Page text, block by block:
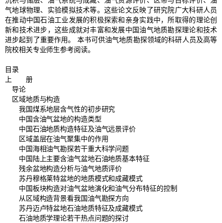
气地球物理、实验模拟技术等。这些论文反映了研究院广大科研人员
在推动中国石油工业发展的积极探索和亲身实践中，所取得的理论创
新和技术进步，这些成就对丰富和发展中国油气地质勘探理论和技术
进步起到了重要作用。 本书可供油气地质勘探领域的科研人员及高等
院校相关专业师生参考阅读。
目录
上 册
导论
区域地质与构造
我国煤系地层含气性的初步研究
中国含油气盆地的构造类型
中国石油地质构造特征及油气远景评价
区域盖层在油气聚集中的作用
中国海相油气勘探若干重大科学问题
中国陆上主要含油气盆地石油地质基本特征
残余盆地构造分析与油气地质评价
苏丹穆格莱特盆地的地质模式和成藏模式
中国板块构造对油气盆地演化和油气分布特征的控制
从区域构造背景看我国油气勘探方向
苏丹迈卢特盆地石油地质特征及成藏模式
石油地质学理论若干热点问题的探讨